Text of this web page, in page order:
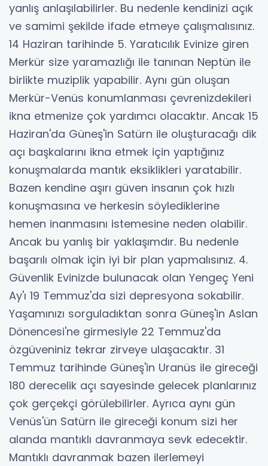
yanlış anlaşılabilirler. Bu nedenle kendinizi açık
ve samimi şekilde ifade etmeye çalışmalısınız.
14 Haziran tarihinde 5. Yaratıcılık Evinize giren
Merkür size yaramazlığı ile tanınan Neptün ile
birlikte muziplik yapabilir. Aynı gün oluşan
Merkür-Venüs konumlanması çevrenizdekileri
ikna etmenize çok yardımcı olacaktır. Ancak 15
Haziran'da Güneş'in Satürn ile oluşturacağı dik
açı başkalarını ikna etmek için yaptığınız
konuşmalarda mantık eksiklikleri yaratabilir.
Bazen kendine aşırı güven insanın çok hızlı
konuşmasına ve herkesin söylediklerine
hemen inanmasını istemesine neden olabilir.
Ancak bu yanlış bir yaklaşımdır. Bu nedenle
başarılı olmak için iyi bir plan yapmalısınız. 4.
Güvenlik Evinizde bulunacak olan Yengeç Yeni
Ay'ı 19 Temmuz'da sizi depresyona sokabilir.
Yaşamınızı sorguladıktan sonra Güneş'in Aslan
Dönencesi'ne girmesiyle 22 Temmuz'da
özgüveniniz tekrar zirveye ulaşacaktır. 31
Temmuz tarihinde Güneş'in Uranüs ile gireceği
180 derecelik açı sayesinde gelecek planlarınız
çok gerçekçi görülebilirler. Ayrıca aynı gün
Venüs'ün Satürn ile gireceği konum sizi her
alanda mantıklı davranmaya sevk edecektir.
Mantıklı davranmak bazen ilerlemeyi